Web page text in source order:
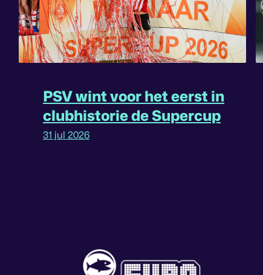
PSV wint voor het eerst in
clubhistorie de Supercup
31 jul 2026